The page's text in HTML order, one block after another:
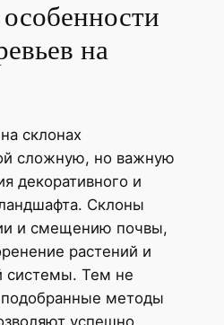
на
склонах
сложную, но важную
декоративного и
Склоны
и смещению почвы,
растений и
системы. Тем не
методы
успешно